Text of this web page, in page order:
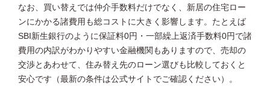
なお、買い替えでは仲介手数料だけでなく、新居の住宅ロー
ンにかかる諸費用も総コストに大きく影響します。たとえば
SBI新生銀行のように保証料0円・一部繰上返済手数料0円で諸
費用の内訳がわかりやすい金融機関もありますので、売却の
交渉とあわせて、住み替え先のローン選びも比較しておくと
安心です（最新の条件は公式サイトでご確認ください）。